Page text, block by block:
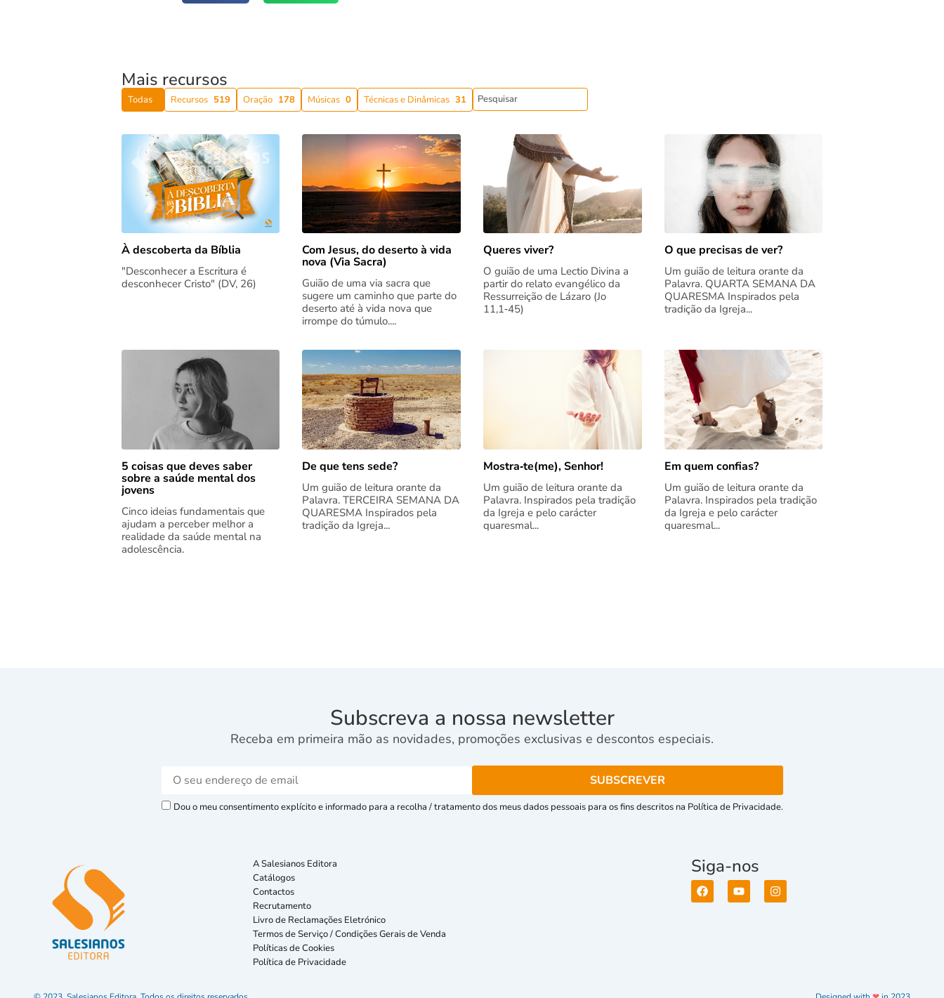
Mais recursos
Todas Recursos 519 Oração 178 Músicas 0 Técnicas e Dinâmicas 31
À descoberta da Bíblia
"Desconhecer a Escritura é
desconhecer Cristo" (DV, 26)
Com Jesus, do deserto à vida
nova (Via Sacra)
Guião de uma via sacra que
sugere um caminho que parte do
deserto até à vida nova que
irrompe do túmulo....
Queres viver?
O guião de uma Lectio Divina a
partir do relato evangélico da
Ressurreição de Lázaro (Jo
11,1‑45)
O que precisas de ver?
Um guião de leitura orante da
Palavra. QUARTA SEMANA DA
QUARESMA Inspirados pela
tradição da Igreja...
5 coisas que deves saber
sobre a saúde mental dos
jovens
Cinco ideias fundamentais que
ajudam a perceber melhor a
realidade da saúde mental na
adolescência.
De que tens sede?
Um guião de leitura orante da
Palavra. TERCEIRA SEMANA DA
QUARESMA Inspirados pela
tradição da Igreja...
Mostra‑te(me), Senhor!
Um guião de leitura orante da
Palavra. Inspirados pela tradição
da Igreja e pelo carácter
quaresmal...
Em quem confias?
Um guião de leitura orante da
Palavra. Inspirados pela tradição
da Igreja e pelo carácter
quaresmal...
Subscreva a nossa newsletter
Receba em primeira mão as novidades, promoções exclusivas e descontos especiais.
Dou o meu consentimento explícito e informado para a recolha / tratamento dos meus dados pessoais para os fins descritos na Política de Privacidade.
A Salesianos Editora
Catálogos
Contactos
Recrutamento
Livro de Reclamações Eletrónico
Termos de Serviço / Condições Gerais de Venda
Políticas de Cookies
Política de Privacidade
Siga-nos